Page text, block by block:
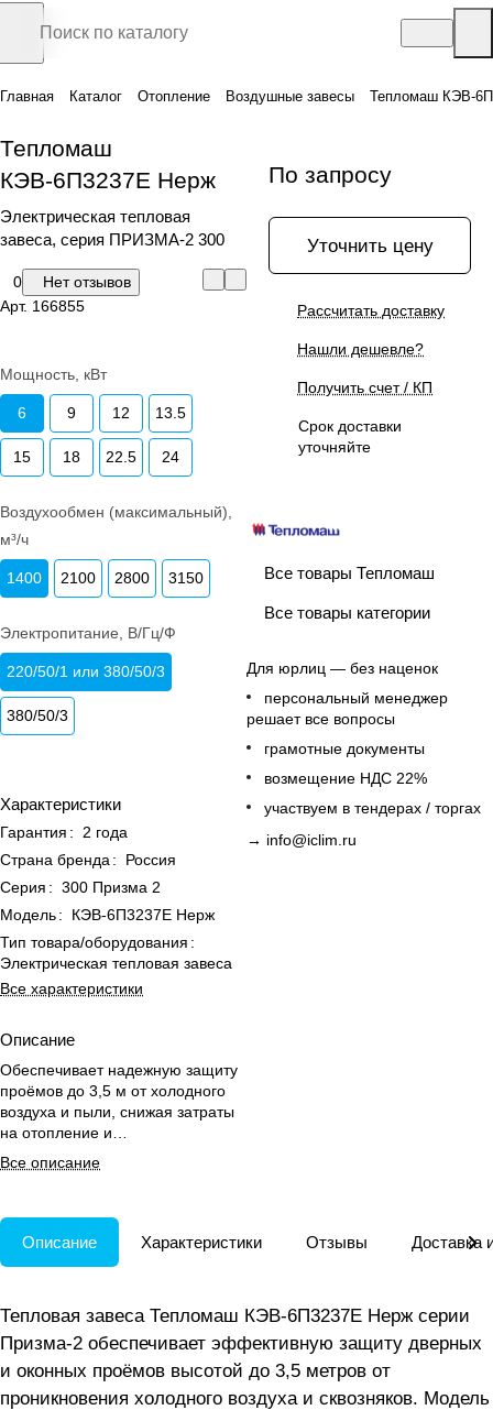
Главная Каталог Отопление Воздушные завесы Тепломаш КЭВ-
Тепломаш
КЭВ-6П3237Е Нерж
Электрическая тепловая
завеса, серия ПРИЗМА-2 300
0
Нет отзывов
Арт. 166855
Мощность, кВт
6 9 12 13.5
15 18 22.5 24
Воздухообмен (максимальный),
м³/ч
1400 2100 2800 3150
Электропитание, В/Гц/Ф
220/50/1 или 380/50/3
380/50/3
Характеристики
Гарантия :
2 года
Страна бренда :
Россия
Серия : 300 Призма 2
Модель:
КЭВ-6П3237Е Нерж
Тип товара/оборудования :
Электрическая тепловая завеса
Все характеристики
Описание
Обеспечивает надежную защиту
проёмов до 3,5 м от холодного
воздуха и пыли, снижая затраты
на отопление и
кондиционирование.
Все описание
По запросу
Уточнить цену
Рассчитать доставку
Нашли дешевле?
Получить счет / КП
Срок доставки
уточняйте
Все товары Тепломаш
Все товары категории
Для юрлиц — без наценок
персональный менеджер
решает все вопросы
грамотные документы
возмещение НДС 22%
участвуем в тендерах / торгах
→ info@iclim.ru
Описание Характеристики Отзывы Доставка
Тепловая завеса Тепломаш КЭВ-6П3237Е Нерж серии
Призма-2 обеспечивает эффективную защиту дверных
и оконных проёмов высотой до 3,5 метров от
проникновения холодного воздуха и сквозняков. Модель